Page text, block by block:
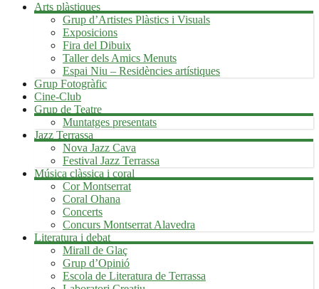
Arts plàstiques
Grup d’Artistes Plàstics i Visuals
Exposicions
Fira del Dibuix
Taller dels Amics Menuts
Espai Niu – Residències artístiques
Grup Fotogràfic
Cine-Club
Grup de Teatre
Muntatges presentats
Jazz Terrassa
Nova Jazz Cava
Festival Jazz Terrassa
Música clàssica i coral
Cor Montserrat
Coral Ohana
Concerts
Concurs Montserrat Alavedra
Literatura i debat
Mirall de Glaç
Grup d’Opinió
Escola de Literatura de Terrassa